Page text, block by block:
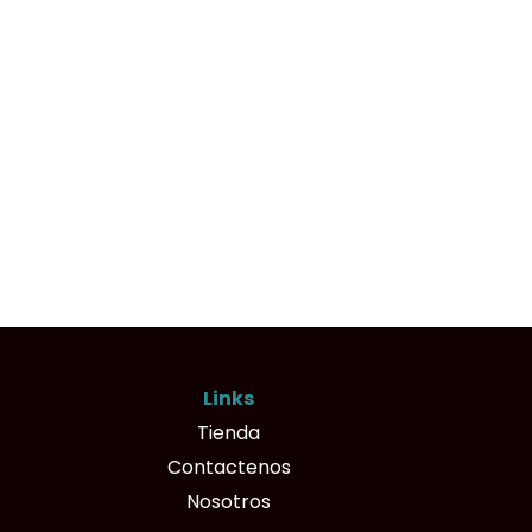
Links
Tienda
Contactenos
Nosotros